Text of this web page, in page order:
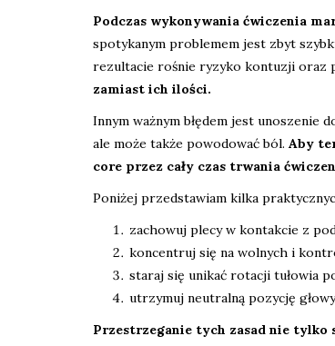
Podczas wykonywania ćwiczenia
spotykanym problemem jest zbyt
rezultacie rośnie ryzyko kontuzji oraz
zamiast ich ilości.
Innym ważnym błędem jest unoszenie
ale może także powodować ból. Aby
core przez cały czas trwania
Poniżej przedstawiam kilka
zachowuj plecy w kontakcie z
koncentruj się na wolnych i
staraj się unikać rotacji tułowia
utrzymuj neutralną pozycję
Przestrzeganie tych zasad nie tylko